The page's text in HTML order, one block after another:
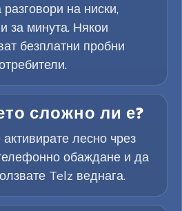
на ниски,
за минута. Някои
безплатни пробни
сложно ли е?
лесно чрез
обаждане и да
Telz веднага.